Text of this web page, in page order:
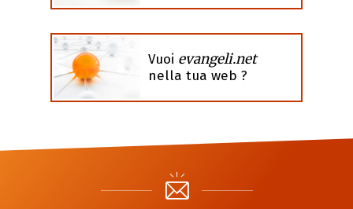
Vuoi evangeli.net
nella tua web ?